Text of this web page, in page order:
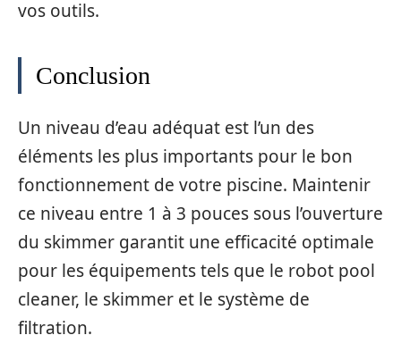
vos outils.
Conclusion
Un niveau d’eau adéquat est l’un des
éléments les plus importants pour le bon
fonctionnement de votre piscine. Maintenir
ce niveau entre 1 à 3 pouces sous l’ouverture
du skimmer garantit une efficacité optimale
pour les équipements tels que le robot pool
cleaner, le skimmer et le système de
filtration.